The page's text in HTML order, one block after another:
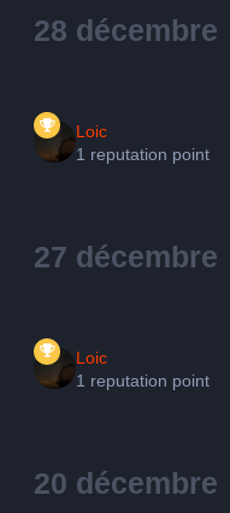
28 décembre
Loic
1 reputation point
27 décembre
Loic
1 reputation point
20 décembre